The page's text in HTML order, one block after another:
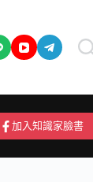
成為作者/投稿/提
加入知識家臉書